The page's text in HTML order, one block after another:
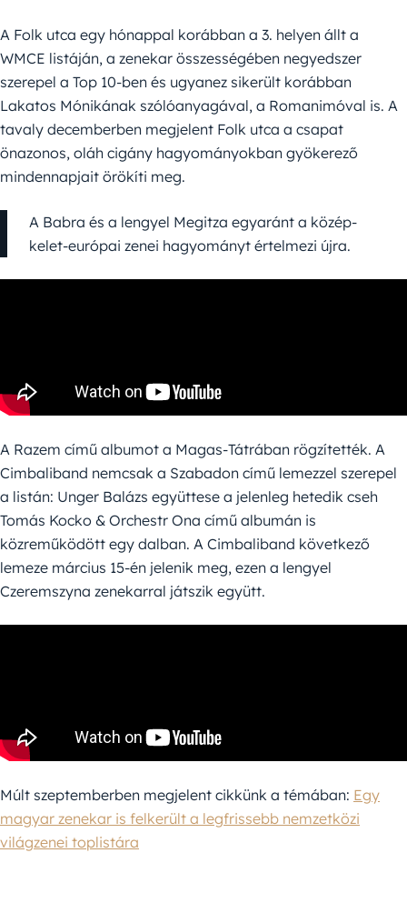
A Folk utca egy hónappal korábban a 3. helyen állt a
WMCE listáján, a zenekar összességében negyedszer
szerepel a Top 10-ben és ugyanez sikerült korábban
Lakatos Mónikának szólóanyagával, a Romanimóval is. A
tavaly decemberben megjelent Folk utca a csapat
önazonos, oláh cigány hagyományokban gyökerező
mindennapjait örökíti meg.
A Babra és a lengyel Megitza egyaránt a közép-
kelet-európai zenei hagyományt értelmezi újra.
A Razem című albumot a Magas-Tátrában rögzítették. A
Cimbaliband nemcsak a Szabadon című lemezzel szerepel
a listán: Unger Balázs együttese a jelenleg hetedik cseh
Tomás Kocko & Orchestr Ona című albumán is
közreműködött egy dalban. A Cimbaliband következő
lemeze március 15-én jelenik meg, ezen a lengyel
Czeremszyna zenekarral játszik együtt.
Múlt szeptemberben megjelent cikkünk a témában: Egy
magyar zenekar is felkerült a legfrissebb nemzetközi
világzenei toplistára